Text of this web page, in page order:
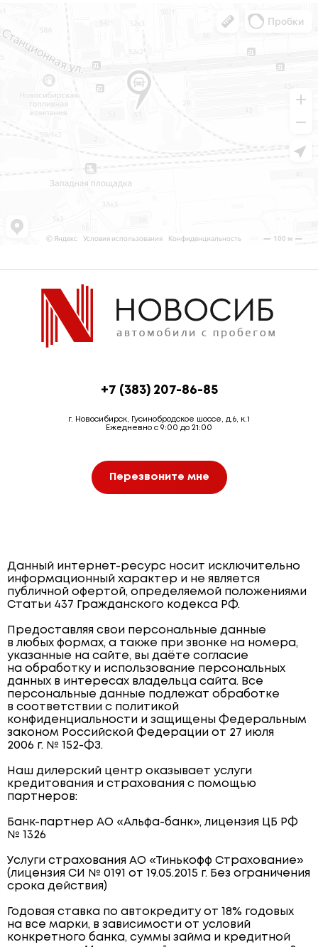
+7 (383) 207-86-85
г. Новосибирск, Гусинобродское шоссе, д.6, к.1
Ежедневно с 9:00 до 21:00
Перезвоните мне
Данный интернет-ресурс носит исключительно
информационный характер и не является
публичной офертой, определяемой положениями
Статьи 437 Гражданского кодекса РФ.
Предоставляя свои персональные данные
в любых формах, а также при звонке на номера,
указанные на сайте, вы даёте согласие
на обработку и использование персональных
данных в интересах владельца сайта. Все
персональные данные подлежат обработке
в соответствии с политикой
конфиденциальности и защищены Федеральным
законом Российской Федерации от 27 июля
2006 г. № 152-ФЗ.
Наш дилерский центр оказывает услуги
кредитования и страхования с помощью
партнеров:
Банк-партнер АО «Альфа-банк», лицензия ЦБ РФ
№ 1326
Услуги страхования АО «Тинькофф Страхование»
(лицензия СИ № 0191 от 19.05.2015 г. Без ограничения
срока действия)
Годовая ставка по автокредиту от 18% годовых
на все марки, в зависимости от условий
конкретного банка, суммы займа и кредитной